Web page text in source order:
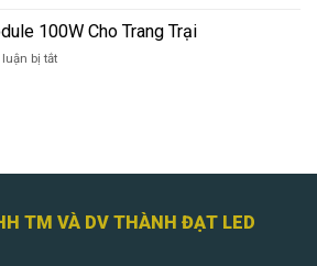
Nhà
100W Cho Trang Trại
bị tắtở
Trang
TM VÀ DV THÀNH ĐẠT LED